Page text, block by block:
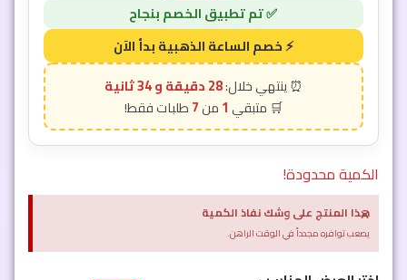
28 دقيقة و 32 ثانية
1
7
الكمية محدودة!
هذا المنتج على وشك نفاذ الكمية
يصعب توافره مجدداً في الوقت الراهن.
×